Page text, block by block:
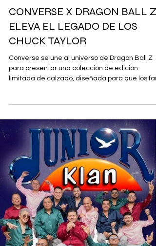
Eduardo Martínez
CONVERSE X DRAGON BALL Z
ELEVA EL LEGADO DE LOS
CHUCK TAYLOR
limitada de calzado, diseñada para que los
lleven su pasión por la serie a su propio estilo.
Inspirada en uno de los animes más influyentes
de todos los tiempos, la colección traslada
la energía de Dragon Ball Z del universo
animado a las calles, convirtiendo cada par en
un homenaje a su legado. Al centro de la
colección se encuentra una línea de siluetas
inspiradas en los personaje